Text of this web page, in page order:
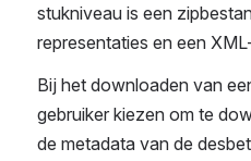
stukniveau is een
representaties en een
Bij het downloaden van
gebruiker kiezen om te
de metadata van de